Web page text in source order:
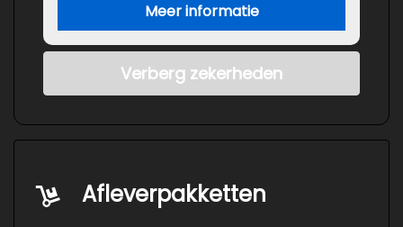
Meer informatie
Verberg zekerheden
Afleverpakketten